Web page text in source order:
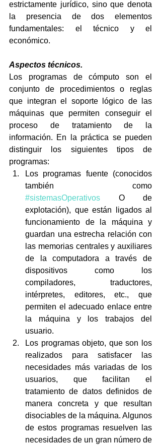
estrictamente jurídico, sino que denota
la presencia de dos elementos
fundamentales: el técnico y el
económico.
Aspectos técnicos.
Los programas de cómputo son el
conjunto de procedimientos o reglas
que integran el soporte lógico de las
máquinas que permiten conseguir el
proceso de tratamiento de la
información. En la práctica se pueden
distinguir los siguientes tipos de
programas:
Los programas fuente (conocidos
#sistemasOperativos O de
explotación), que están ligados al
funcionamiento de la máquina y
guardan una estrecha relación con
las memorias centrales y auxiliares
de la computadora a través de
dispositivos como los
compiladores, traductores,
intérpretes, editores, etc., que
permiten el adecuado enlace entre
la máquina y los trabajos del
usuario.
Los programas objeto, que son los
realizados para satisfacer las
necesidades más variadas de los
usuarios, que facilitan el
tratamiento de datos definidos de
manera concreta y que resultan
disociables de la máquina. Algunos
de estos programas resuelven las
necesidades de un gran número de